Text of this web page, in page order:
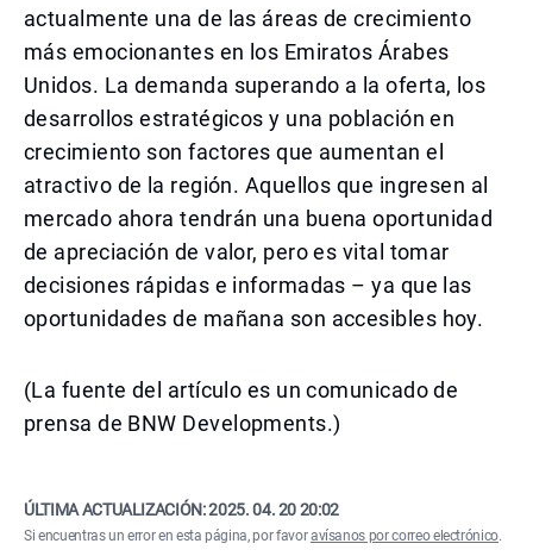
actualmente una de las áreas de crecimiento
más emocionantes en los Emiratos Árabes
Unidos. La demanda superando a la oferta, los
desarrollos estratégicos y una población en
crecimiento son factores que aumentan el
atractivo de la región. Aquellos que ingresen al
mercado ahora tendrán una buena oportunidad
de apreciación de valor, pero es vital tomar
decisiones rápidas e informadas – ya que las
oportunidades de mañana son accesibles hoy.
(La fuente del artículo es un comunicado de
prensa de BNW Developments.)
ÚLTIMA ACTUALIZACIÓN:2025. 04. 20 20:02
Si encuentras un error en esta página, por favoravísanos por correo electrónico.